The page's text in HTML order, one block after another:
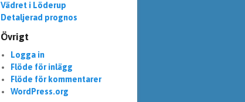
Vädret i Löderup
Detaljerad prognos
Övrigt
Logga in
Flöde för inlägg
Flöde för kommentarer
WordPress.org